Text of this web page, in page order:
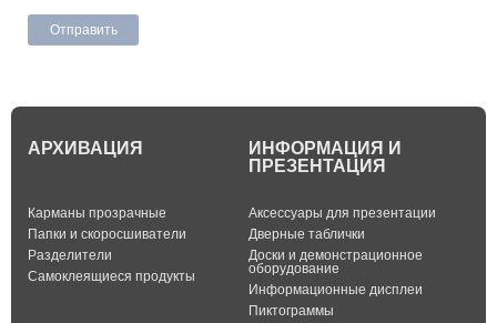
АРХИВАЦИЯ
Карманы прозрачные
Папки и скоросшиватели
Разделители
Самоклеящиеся продукты
ИНФОРМАЦИЯ И
ПРЕЗЕНТАЦИЯ
Аксессуары для презентации
Дверные таблички
Доски и демонстрационное
оборудование
Информационные дисплеи
Пиктограммы